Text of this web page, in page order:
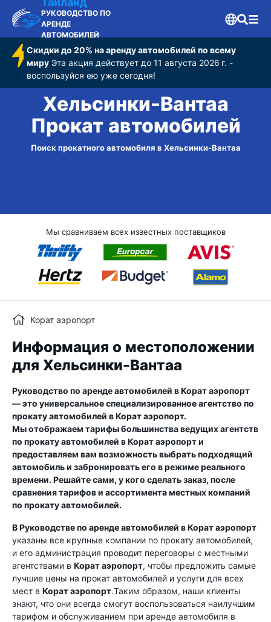
РУКОВОДСТВО ПО
АРЕНДЕ
АВТОМОБИЛЕЙ
Скидки до 20% на аренду автомобилей по всему
мируЭта акция действует до 11 августа 2026 г. -
воспользуйся ею уже сегодня!
Хельсинки-Вантаа
Прокат автомобилей
Поиск прокатного автомобиля в Хельсинки-Вантаа
Мы сравниваем всех известных поставщиков
Корат аэропорт
Информация о местоположении
для Хельсинки-Вантаа
Руководство по аренде автомобилей вКорат аэропорт
— это универсальное специализированное агентство по
прокату автомобилей вКорат аэропорт.
Мы отображаем тарифы большинства ведущих агентств
по прокату автомобилей вКорат аэропорти
предоставляем вам возможность выбрать подходящий
автомобиль и забронировать его в режиме реального
времени. Решайте сами, у кого сделать заказ, после
сравнения тарифов и ассортимента местных компаний
по прокату автомобилей.
В Руководстве по аренде автомобилей вКорат аэропорт
указаны все крупные компании по прокату автомобилей,
и его администрация проводит переговоры с местными
агентствами в Корат аэропорт, чтобы предложить самые
лучшие цены на прокат автомобилей и услуги для всех
мест в Корат аэропорт.Таким образом, наши клиенты
знают, что они всегда смогут воспользоваться наилучшим
тарифом и обслуживанием при аренде автомобиля в